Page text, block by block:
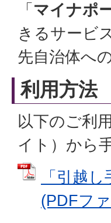
「 マイナポ
きるサービ
先自治体へ
利用方法
以下のご利
イト）から
「引越
(PDFフ